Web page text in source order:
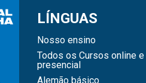
LÍNGUAS
Nosso ensino
Todos os Cursos online e
presencial
Alemão básico